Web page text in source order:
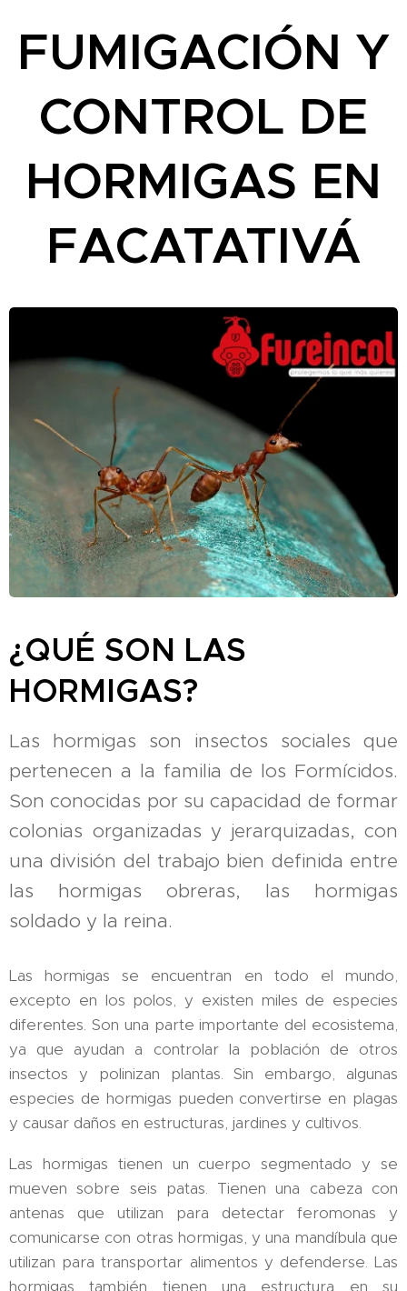
FUMIGACIÓN Y
CONTROL DE
HORMIGAS EN
FACATATIVÁ
¿QUÉ SON LAS
HORMIGAS?
Las hormigas son insectos sociales que
pertenecen a la familia de los Formícidos.
Son conocidas por su capacidad de formar
colonias organizadas y jerarquizadas, con
una división del trabajo bien definida entre
las hormigas obreras, las hormigas
soldado y la reina.
Las hormigas se encuentran en todo el mundo,
excepto en los polos, y existen miles de especies
diferentes. Son una parte importante del ecosistema,
ya que ayudan a controlar la población de otros
insectos y polinizan plantas. Sin embargo, algunas
especies de hormigas pueden convertirse en plagas
y causar daños en estructuras, jardines y cultivos.
Las hormigas tienen un cuerpo segmentado y se
mueven sobre seis patas. Tienen una cabeza con
antenas que utilizan para detectar feromonas y
comunicarse con otras hormigas, y una mandíbula que
utilizan para transportar alimentos y defenderse. Las
hormigas también tienen una estructura en su